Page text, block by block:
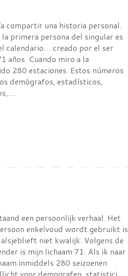
compartir una historia personal.
la primera persona del singular es
calendario… creado por el ser
años. Cuando miro a la
280 estaciones. Estos números
demógrafos, estadísticos,
een persoonlijk verhaal. Het
enkelvoud wordt gebruikt is
niet kwalijk. Volgens de
is mijn lichaam 71. Als ik naar
inmiddels 280 seizoenen